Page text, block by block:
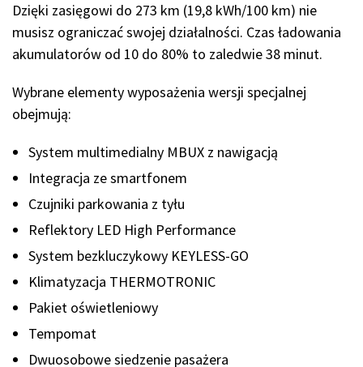
Dzięki zasięgowi do 273 km (19,8 kWh/100 km) nie
musisz ograniczać swojej działalności. Czas ładowania
akumulatorów od 10 do 80% to zaledwie 38 minut.
Wybrane elementy wyposażenia wersji specjalnej
obejmują:
System multimedialny MBUX z nawigacją
Integracja ze smartfonem
Czujniki parkowania z tyłu
Reflektory LED High Performance
System bezkluczykowy KEYLESS-GO
Klimatyzacja THERMOTRONIC
Pakiet oświetleniowy
Tempomat
Dwuosobowe siedzenie pasażera